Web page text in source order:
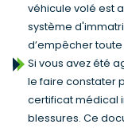
véhicule volé est
système
d’empêcher
Si vous avez été
le faire constater
certificat médical
blessures. Ce